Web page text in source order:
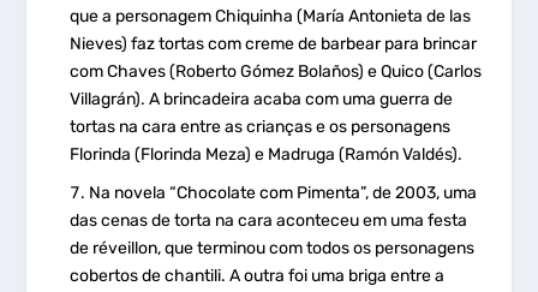
que a personagem Chiquinha (María Antonieta de las
Nieves) faz tortas com creme de barbear para brincar
com Chaves (Roberto Gómez Bolaños) e Quico (Carlos
Villagrán). A brincadeira acaba com uma guerra de
tortas na cara entre as crianças e os personagens
Florinda (Florinda Meza) e Madruga (Ramón Valdés).
Na novela “Chocolate com Pimenta”, de 2003, uma
das cenas de torta na cara aconteceu em uma festa
de réveillon, que terminou com todos os personagens
cobertos de chantili. A outra foi uma briga entre a